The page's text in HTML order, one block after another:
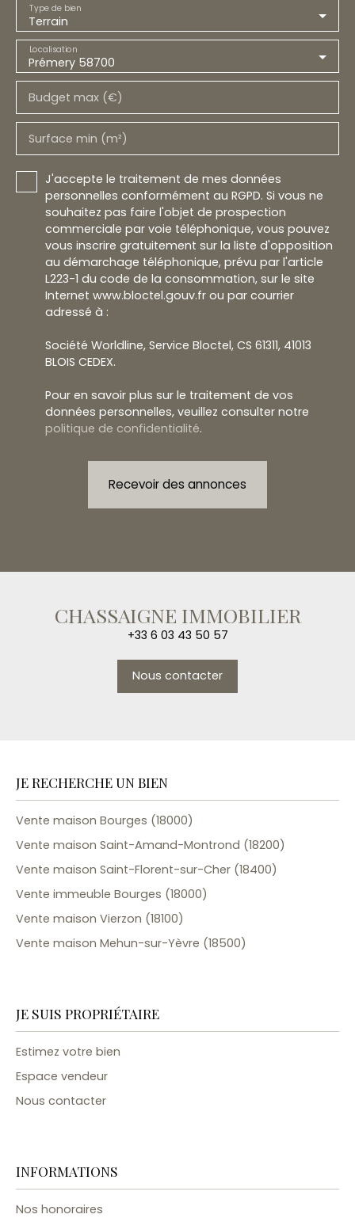
Terrain
Type de bien
Prémery 58700
Localisation
Budget max (€)
Surface min (m²)
J'accepte le traitement de mes données
personnelles conformément au RGPD. Si vous ne
souhaitez pas faire l'objet de prospection
commerciale par voie téléphonique, vous pouvez
vous inscrire gratuitement sur la liste d'opposition
au démarchage téléphonique, prévu par l'article
L223-1 du code de la consommation, sur le site
Internet www.bloctel.gouv.fr ou par courrier
adressé à :
Société Worldline, Service Bloctel, CS 61311, 41013
BLOIS CEDEX.
Pour en savoir plus sur le traitement de vos
données personnelles, veuillez consulter notre
politique de confidentialité.
Recevoir des annonces
CHASSAIGNE IMMOBILIER
+33 6 03 43 50 57
Nous contacter
JE RECHERCHE UN BIEN
Vente maison Bourges (18000)
Vente maison Saint-Amand-Montrond (18200)
Vente maison Saint-Florent-sur-Cher (18400)
Vente immeuble Bourges (18000)
Vente maison Vierzon (18100)
Vente maison Mehun-sur-Yèvre (18500)
JE SUIS PROPRIÉTAIRE
Estimez votre bien
Espace vendeur
Nous contacter
INFORMATIONS
Nos honoraires